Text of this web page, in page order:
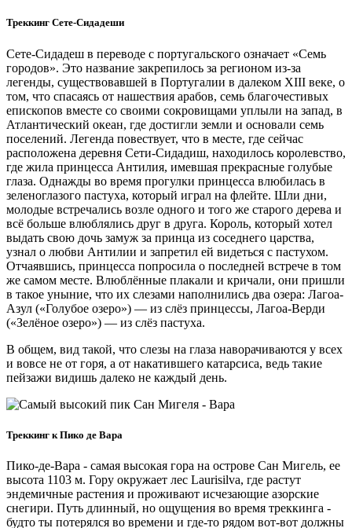
Треккинг Сете-Сидадеши
Сете-Сидадеш в переводе с португальского означает «Семь
городов». Это название закрепилось за регионом из-за
легенды, существовавшей в Португалии в далеком XIII веке, о
том, что спасаясь от нашествия арабов, семь благочестивых
епископов вместе со своими сокровищами уплыли на запад, в
Атлантический океан, где достигли земли и основали семь
поселений. Легенда повествует, что в месте, где сейчас
расположена деревня Сети-Сидадиш, находилось королевство,
где жила принцесса Антилия, имевшая прекрасные голубые
глаза. Однажды во время прогулки принцесса влюбилась в
зеленоглазого пастуха, который играл на флейте. Шли дни,
молодые встречались возле одного и того же старого дерева и
всё больше влюблялись друг в друга. Король, который хотел
выдать свою дочь замуж за принца из соседнего царства,
узнал о любви Антилии и запретил ей видеться с пастухом.
Отчаявшись, принцесса попросила о последней встрече в том
же самом месте. Влюблённые плакали и кричали, они пришли
в такое уныние, что их слезами наполнились два озера: Лагоа-
Азул («Голубое озеро») — из слёз принцессы, Лагоа-Верди
(«Зелёное озеро») — из слёз пастуха.
В общем, вид такой, что слезы на глаза наворачиваются у всех
и вовсе не от горя, а от накатившего катарсиса, ведь такие
пейзажи видишь далеко не каждый день.
Треккинг к Пико де Вара
Пико-де-Вара - самая высокая гора на острове Сан Мигель, ее
высота 1103 м. Гору окружает лес Laurisilva, где растут
эндемичные растения и проживают исчезающие азорские
снегири. Путь длинный, но ощущения во время треккинга -
будто ты потерялся во времени и где-то рядом вот-вот должны